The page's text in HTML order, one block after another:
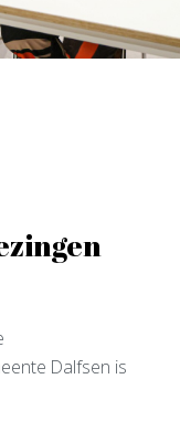
Dalfsen is